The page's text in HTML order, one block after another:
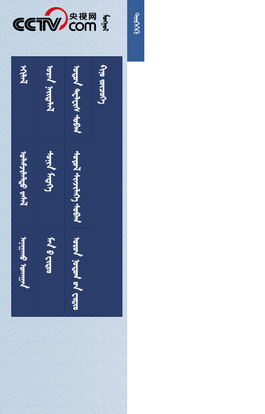


 
 
 
 
 
  
  
  
 